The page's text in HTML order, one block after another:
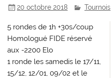
20 octobre 2018 Tournois
5 rondes de 1h +30s/coup
Homologué FIDE réservé
aux -2200 Elo
1 ronde les samedis le 17/11,
15/12, 12/01, 09/02 et le